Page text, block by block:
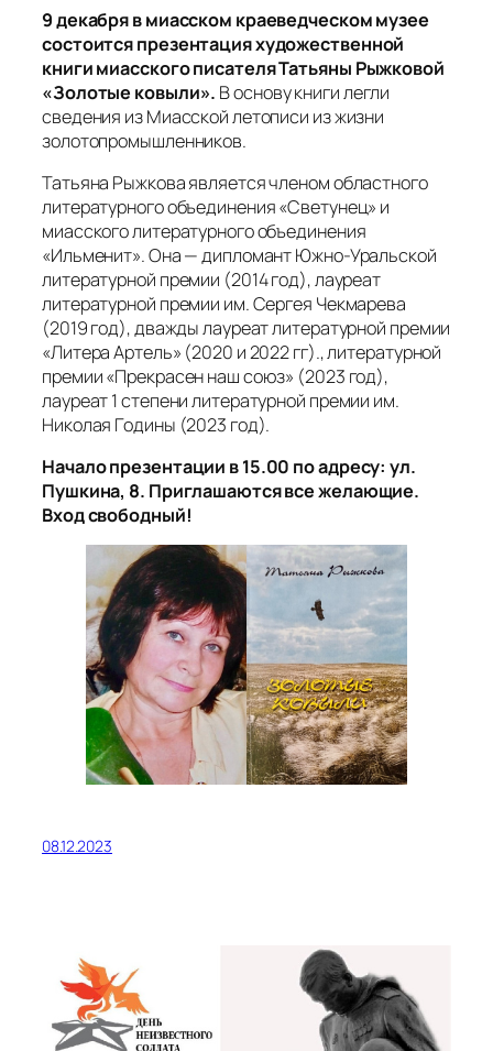
9 декабря в миасском краеведческом музее
состоится презентация художественной
книги миасского писателя Татьяны Рыжковой
«Золотые ковыли». В основу книги легли
сведения из Миасской летописи из жизни
золотопромышленников.
Татьяна Рыжкова является членом областного
литературного объединения «Светунец» и
миасского литературного объединения
«Ильменит». Она — дипломант Южно-Уральской
литературной премии (2014 год), лауреат
литературной премии им. Сергея Чекмарева
(2019 год), дважды лауреат литературной премии
«Литера Артель» (2020 и 2022 гг)., литературной
премии «Прекрасен наш союз» (2023 год),
лауреат 1 степени литературной премии им.
Николая Годины (2023 год).
Начало презентации в 15.00 по адресу: ул.
Пушкина, 8. Приглашаются все желающие.
Вход свободный!
08.12.2023